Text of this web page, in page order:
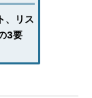
、リス
3要